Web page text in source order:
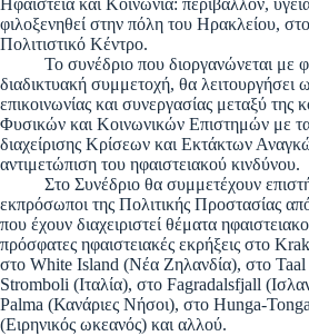
Ηφαίστεια και Κοινωνία: περιβάλλον,
φιλοξενηθεί στην πόλη του Ηρακλείου,
Πολιτιστικό Κέντρο.
Το συνέδριο που διοργανώνεται με
διαδικτυακή συμμετοχή, θα λειτουργήσει
επικοινωνίας και συνεργασίας μεταξύ της
Φυσικών και Κοινωνικών Επιστημών με τα
διαχείρισης Κρίσεων και Εκτάκτων
αντιμετώπιση του ηφαιστειακού κινδύνου.
Στο Συνέδριο θα συμμετέχουν
εκπρόσωποι της Πολιτικής Προστασίας
που έχουν διαχειριστεί θέματα
πρόσφατες ηφαιστειακές εκρήξεις στο
στο White Island (Νέα Ζηλανδία), στο Taal
Stromboli (Ιταλία), στο Fagradalsfjall
Palma (Κανάριες Νήσοι), στο Hunga-
(Ειρηνικός ωκεανός) και αλλού.